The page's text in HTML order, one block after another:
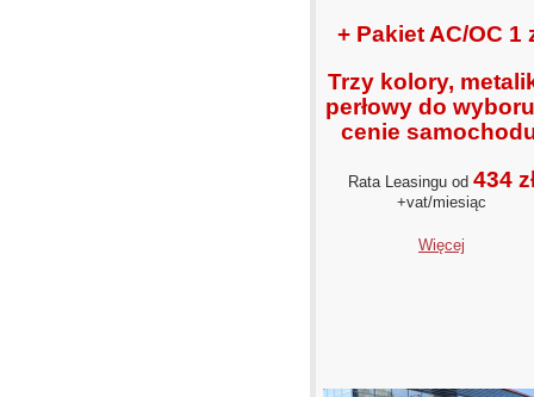
+ Pakiet AC/OC 1
Trzy kolory,
perłowy do
cenie
Rata Leasingu od 434
+vat/miesiąc
Więcej